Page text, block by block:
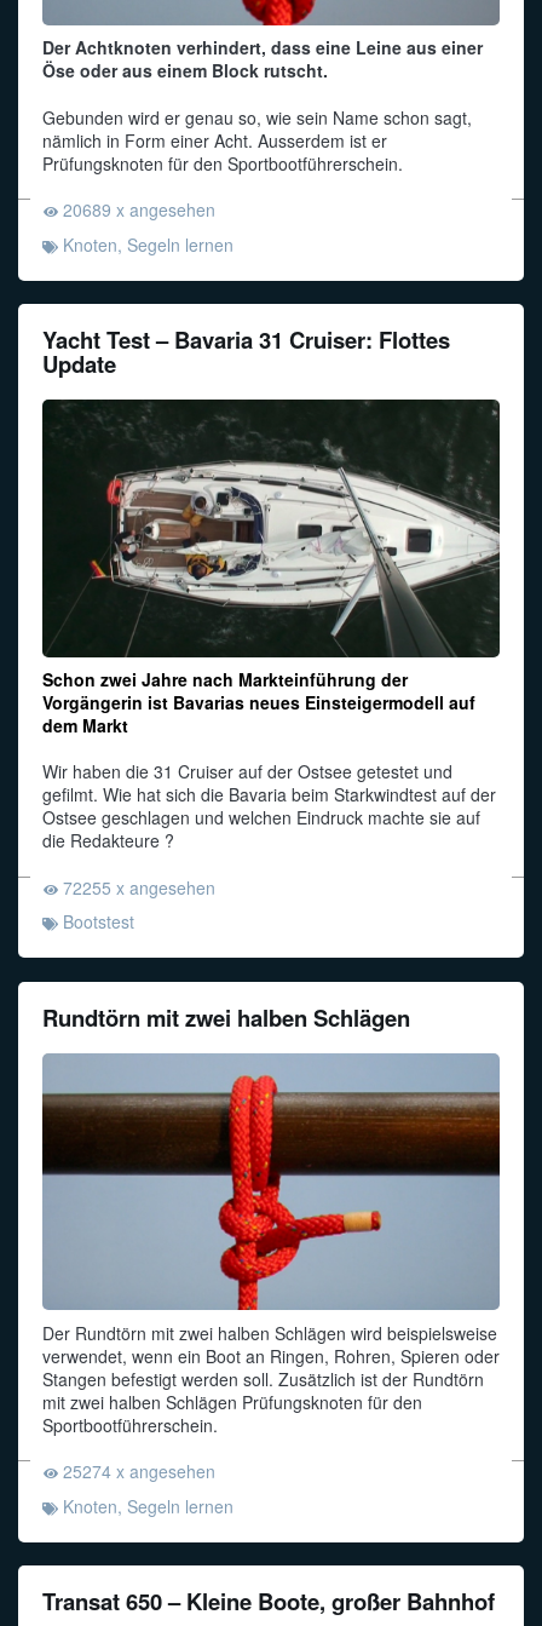
Der Achtknoten verhindert, dass eine Leine aus einer
Öse oder aus einem Block rutscht.
Gebunden wird er genau so, wie sein Name schon sagt,
nämlich in Form einer Acht. Ausserdem ist er
Prüfungsknoten für den Sportbootführerschein.
20689 x angesehen
Knoten, Segeln lernen
Yacht Test – Bavaria 31 Cruiser: Flottes
Update
Schon zwei Jahre nach Markteinführung der
Vorgängerin ist Bavarias neues Einsteigermodell auf
dem Markt
Wir haben die 31 Cruiser auf der Ostsee getestet und
gefilmt. Wie hat sich die Bavaria beim Starkwindtest auf der
Ostsee geschlagen und welchen Eindruck machte sie auf
die Redakteure ?
72255 x angesehen
Bootstest
Rundtörn mit zwei halben Schlägen
Der Rundtörn mit zwei halben Schlägen wird beispielsweise
verwendet, wenn ein Boot an Ringen, Rohren, Spieren oder
Stangen befestigt werden soll. Zusätzlich ist der Rundtörn
mit zwei halben Schlägen Prüfungsknoten für den
Sportbootführerschein.
25274 x angesehen
Knoten, Segeln lernen
Transat 650 – Kleine Boote, großer Bahnhof